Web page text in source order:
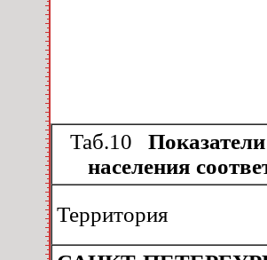
Таб.10
населения
Территория